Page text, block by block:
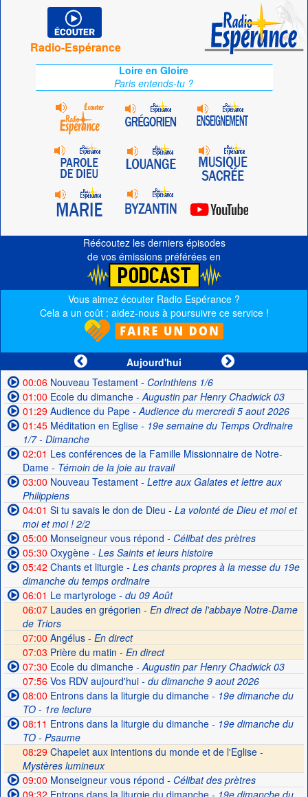
Radio-Espérance
Loire en Gloire
Paris entends-tu ?
Réécoutez les derniers épisodes
de vos émissions préférées en
Vous aimez écouter Radio Espérance ?
Cela a un coût : aidez-nous à poursuivre ce service !
Aujourd'hui
00:06Nouveau Testament- Corinthiens 1/6
01:00 Ecole du dimanche- Augustin par Henry Chadwick 03
01:29Audience du Pape- Audience du mercredi 5 aout 2026
01:45Méditation en Eglise- 19e semaine du Temps Ordinaire
1/7 - Dimanche
02:01 Les conférences de la Famille Missionnaire de Notre-
Dame- Témoin de la joie au travail
03:00 Nouveau Testament- Lettre aux Galates et lettre aux
Philippiens
04:01 Si tu savais le don de Dieu - La volonté de Dieu et moi et
moi et moi ! 2/2
05:00 Monseigneur vous répond - Célibat des prètres
05:30 Oxygène- Les Saints et leurs histoire
05:42 Chants et liturgie- Les chants propres à la messe du 19e
dimanche du temps ordinaire
06:01 Le martyrologe- du 09 Août
06:07Laudes en grégorien - En direct de l'abbaye Notre-Dame
de Triors
07:00 Angélus - En direct
07:03 Prière du matin - En direct
07:30 Ecole du dimanche- Augustin par Henry Chadwick 03
07:56Vos RDV aujourd'hui- du dimanche 9 aout 2026
08:00 Entrons dans la liturgie du dimanche- 19e dimanche du
TO - 1re lecture
08:11 Entrons dans la liturgie du dimanche- 19e dimanche du
TO - Psaume
08:29 Chapelet aux intentions du monde et de l'Eglise -
Mystères lumineux
09:00 Monseigneur vous répond - Célibat des prètres
09:32 Entrons dans la liturgie du dimanche- 19e dimanche du